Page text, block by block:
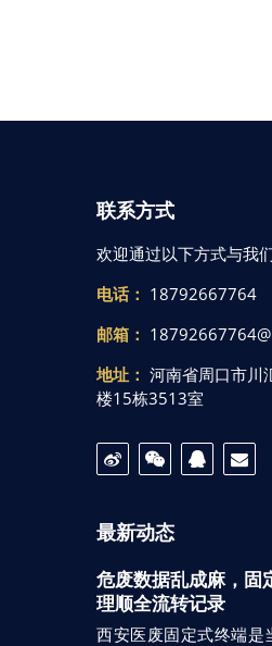
联系方式
欢迎通过以下方式与我
电话： 18792667764
邮箱：
地址： 河南省周口市川
楼15栋3513室
最新动态
危废数据乱成麻，固
理顺全流转记录
西安医废固定式终端是